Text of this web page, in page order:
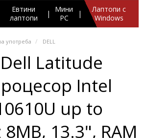
Евтини
лаптопи
|
Мини
PC
|
Лаптопи с
Windows
употреба DELL
Latitude
Intel
up to
13.3", RAM